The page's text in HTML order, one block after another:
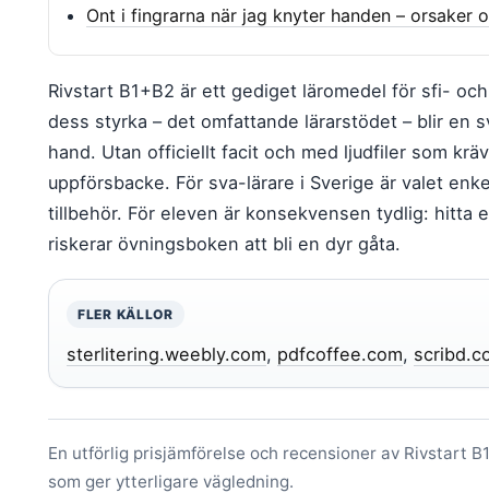
Ont i fingrarna när jag knyter handen – orsaker
Rivstart B1+B2 är ett gediget läromedel för sfi-
dess styrka – det omfattande lärarstödet – blir en
hand. Utan officiellt facit och med ljudfiler som
uppförsbacke. För sva-lärare i Sverige är valet
tillbehör. För eleven är konsekvensen tydlig: hitta
riskerar övningsboken att bli en dyr gåta.
FLER KÄLLOR
sterlitering.weebly.com, pdfcoffee.com,
En utförlig prisjämförelse och recensioner av Rivstart
som ger ytterligare vägledning.